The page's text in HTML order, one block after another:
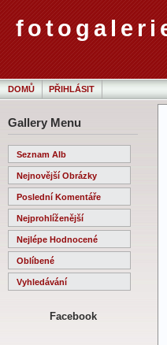
DOMŮ PŘIHLÁSIT
Gallery Menu
Seznam Alb
Nejnovější Obrázky
Poslední Komentáře
Nejprohlíženější
Nejlépe Hodnocené
Oblíbené
Vyhledávání
Facebook